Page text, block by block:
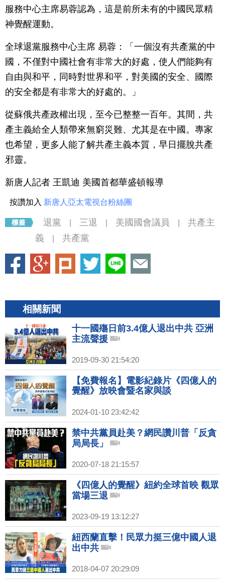
服務中心主席易蓉認為，這是前所未有的中國民眾精
神覺醒運動。
全球退黨服務中心主席 易蓉：「一個沒有共產黨的中
國，不僅對中國社會有非常大的好處，使人們能夠有
自由與和平，同時對世界和平，對美國的安全、國際
的安全都是有非常大的好處的。」
從蘇俄共產政權出現，至今已整整一百年。其間，共
產主義給全人類帶來無窮災難、尤其是在中國。專家
也希望，更多人能了解共產主義本質，早日擺脫共產
邪靈。
新唐人記者 王凱迪 美國首都華盛頓報導
按讚加入 新唐人亞太電視台粉絲團
退黨 三退 美國國會議員
共產主
義
共產黨
相關新聞
十一國殤日前3.4億人退出中共 亞洲
主流聲援
2019-09-30 21:54:20
【免費報名】電影紀錄片《四億人的
覺醒》放映會暨名家與談
2024-01-10 23:42:42
禁中共黨員赴美？網民讚川普「反貪
局局長」
2020-07-18 21:15:57
《四億人的覺醒》紐約全球首映 觀眾
當場三退
2023-09-19 13:12:27
紐西蘭直擊！民眾力挺三億中國人退
出中共
2018-04-07 20:29:09